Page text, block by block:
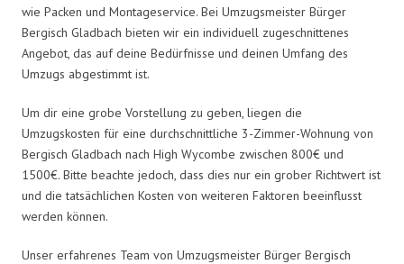
wie Packen und Montageservice. Bei Umzugsmeister Bürger
Bergisch Gladbach bieten wir ein individuell zugeschnittenes
Angebot, das auf deine Bedürfnisse und deinen Umfang des
Umzugs abgestimmt ist.
Um dir eine grobe Vorstellung zu geben, liegen die
Umzugskosten für eine durchschnittliche 3-Zimmer-Wohnung von
Bergisch Gladbach nach High Wycombe zwischen 800€ und
1500€. Bitte beachte jedoch, dass dies nur ein grober Richtwert ist
und die tatsächlichen Kosten von weiteren Faktoren beeinflusst
werden können.
Unser erfahrenes Team von Umzugsmeister Bürger Bergisch